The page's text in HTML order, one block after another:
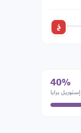
خ
40%
إستوريل برايا